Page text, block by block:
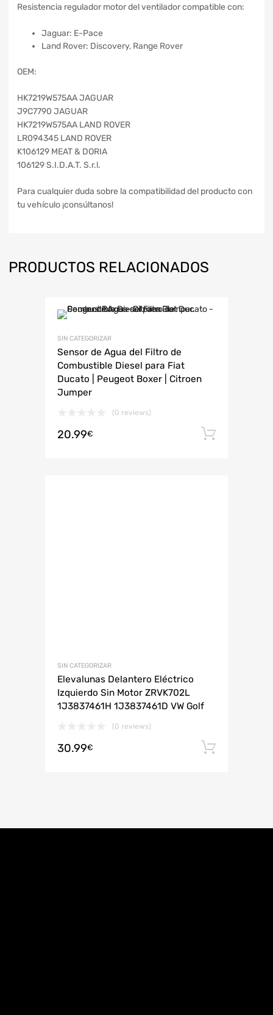
Resistencia regulador motor del ventilador compatible con:
Jaguar: E-Pace
Land Rover: Discovery, Range Rover
OEM:
HK7219W575AA JAGUAR
J9C7790 JAGUAR
HK7219W575AA LAND ROVER
LR094345 LAND ROVER
K106129 MEAT & DORIA
106129 S.I.D.A.T. S.r.l.
Para cualquier duda sobre la compatibilidad del producto con
tu vehículo ¡consúltanos!
PRODUCTOS RELACIONADOS
SIN CATEGORIZAR
Sensor de Agua del Filtro de
Combustible Diesel para Fiat
Ducato | Peugeot Boxer | Citroen
Jumper
(0 reviews)
20.99€
SIN CATEGORIZAR
Elevalunas Delantero Eléctrico
Izquierdo Sin Motor ZRVK702L
1J3837461H 1J3837461D VW Golf
(0 reviews)
30.99€